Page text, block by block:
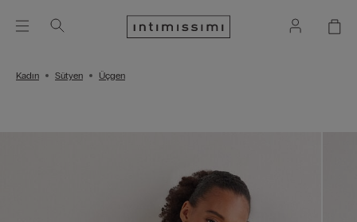
Kadın Sütyen Üçgen